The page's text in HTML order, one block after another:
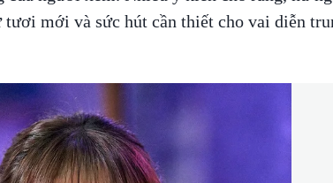
tươi mới và sức hút cần thiết cho vai diễn